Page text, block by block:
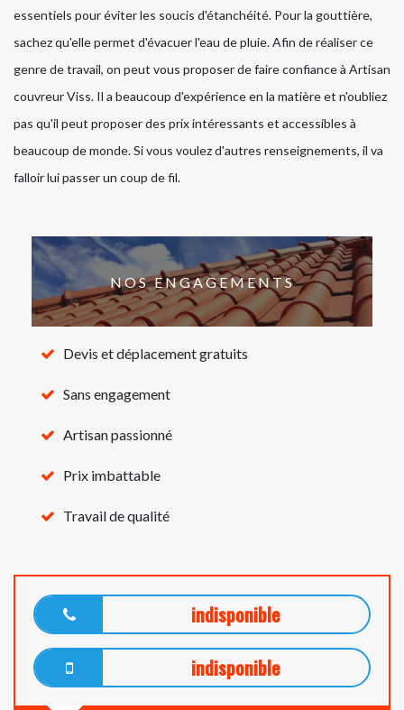
essentiels pour éviter les soucis d'étanchéité. Pour la gouttière,
sachez qu'elle permet d'évacuer l'eau de pluie. Afin de réaliser ce
genre de travail, on peut vous proposer de faire confiance à Artisan
couvreur Viss. Il a beaucoup d'expérience en la matière et n'oubliez
pas qu'il peut proposer des prix intéressants et accessibles à
beaucoup de monde. Si vous voulez d'autres renseignements, il va
falloir lui passer un coup de fil.
NOS ENGAGEMENTS
Devis et déplacement gratuits
Sans engagement
Artisan passionné
Prix imbattable
Travail de qualité
indisponible
indisponible